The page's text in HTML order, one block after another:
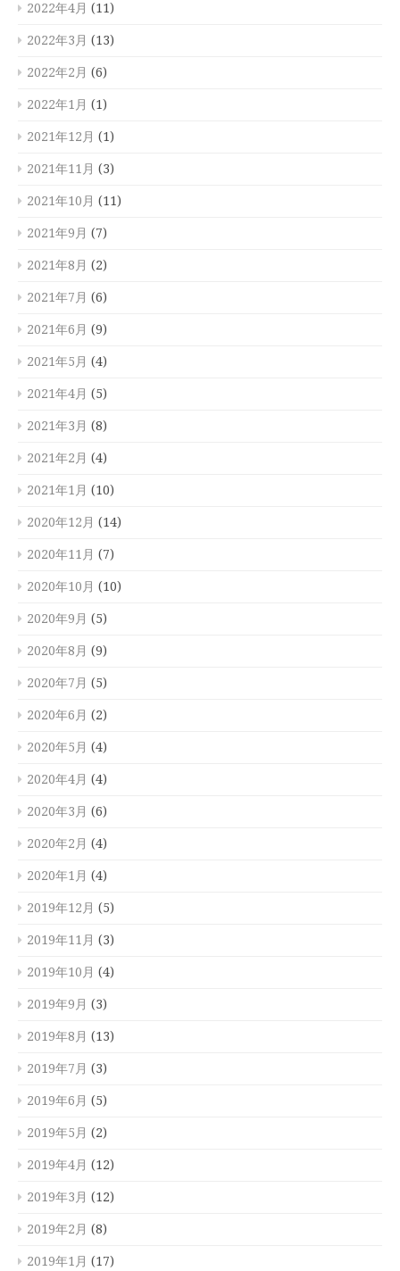
2022年4月 (11)
2022年3月 (13)
2022年2月 (6)
2022年1月 (1)
2021年12月 (1)
2021年11月 (3)
2021年10月 (11)
2021年9月 (7)
2021年8月 (2)
2021年7月 (6)
2021年6月 (9)
2021年5月 (4)
2021年4月 (5)
2021年3月 (8)
2021年2月 (4)
2021年1月 (10)
2020年12月 (14)
2020年11月 (7)
2020年10月 (10)
2020年9月 (5)
2020年8月 (9)
2020年7月 (5)
2020年6月 (2)
2020年5月 (4)
2020年4月 (4)
2020年3月 (6)
2020年2月 (4)
2020年1月 (4)
2019年12月 (5)
2019年11月 (3)
2019年10月 (4)
2019年9月 (3)
2019年8月 (13)
2019年7月 (3)
2019年6月 (5)
2019年5月 (2)
2019年4月 (12)
2019年3月 (12)
2019年2月 (8)
2019年1月 (17)